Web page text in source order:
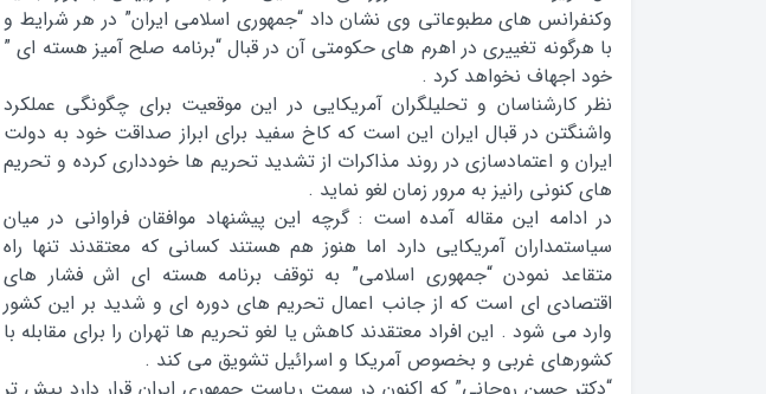
وکنفرانس های مطبوعاتی وی نشان داد “جمهوری اسلامی ایران” در هر شرایط و
با هرگونه تغییری در اهرم های حکومتی آن در قبال “برنامه صلح آمیز هسته ای ”
خود اجهاف نخواهد کرد .
نظر کارشناسان و تحلیلگران آمریکایی در این موقعیت برای چگونگی عملکرد
واشنگتن در قبال ایران این است که کاخ سفید برای ابراز صداقت خود به دولت
ایران و اعتمادسازی در روند مذاکرات از تشدید تحریم ها خودداری کرده و تحریم
های کنونی رانیز به مرور زمان لغو نماید .
در ادامه این مقاله آمده است : گرچه این پیشنهاد موافقان فراوانی در میان
سیاستمداران آمریکایی دارد اما هنوز هم هستند کسانی که معتقدند تنها راه
متقاعد نمودن “جمهوری اسلامی” به توقف برنامه هسته ای اش فشار های
اقتصادی ای است که از جانب اعمال تحریم های دوره ای و شدید بر این کشور
وارد می شود . این افراد معتقدند کاهش یا لغو تحریم ها تهران را برای مقابله با
کشورهای غربی و بخصوص آمریکا و اسرائیل تشویق می کند .